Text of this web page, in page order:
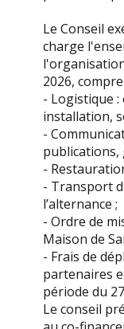
Le Conseil
charge
l'organisation
2026,
- Logistique
installation,
-
publications,
-
- Transport
l’alternance ;
- Ordre de
Maison de
- Frais de
partenaires
période du
Le conseil